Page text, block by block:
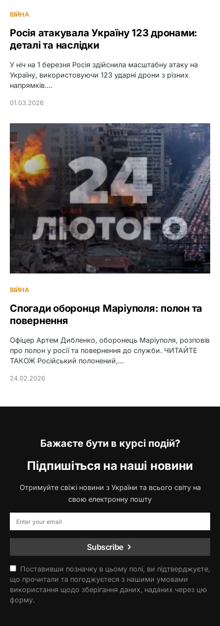
ВІЙНА
Росія атакувала Україну 123 дронами:
деталі та наслідки
У ніч на 1 березня Росія здійснила масштабну атаку на
Україну, використовуючи 123 ударні дрони з різних
напрямків.…
01.03.2026
ВІЙНА
Спогади оборонця Маріуполя: полон та
повернення
Офіцер Артем Дибленко, оборонець Маріуполя, розповів
про полон у росії та повернення до служби. ЧИТАЙТЕ
ТАКОЖ Російський полонений,…
24.02.2026
Бажаєте бути в курсі подій?
Підпишіться на наші новини
Отримуйте свіжі новини з України та всього світу на
свою електронну пошту
Subscribe
Поставивши позначку в цьому полі, ви підтверджуєте,
що прочитали та погоджуєтеся з нашими умовами
використання щодо зберігання даних, наданих через цю
форму.